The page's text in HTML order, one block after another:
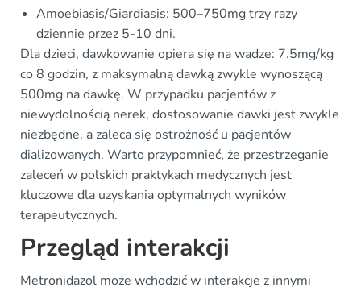
Amoebiasis/Giardiasis: 500–750mg trzy razy
dziennie przez 5-10 dni.
Dla dzieci, dawkowanie opiera się na wadze: 7.5mg/kg
co 8 godzin, z maksymalną dawką zwykle wynoszącą
500mg na dawkę. W przypadku pacjentów z
niewydolnością nerek, dostosowanie dawki jest zwykle
niezbędne, a zaleca się ostrożność u pacjentów
dializowanych. Warto przypomnieć, że przestrzeganie
zaleceń w polskich praktykach medycznych jest
kluczowe dla uzyskania optymalnych wyników
terapeutycznych.
Przegląd interakcji
Metronidazol może wchodzić w interakcje z innymi